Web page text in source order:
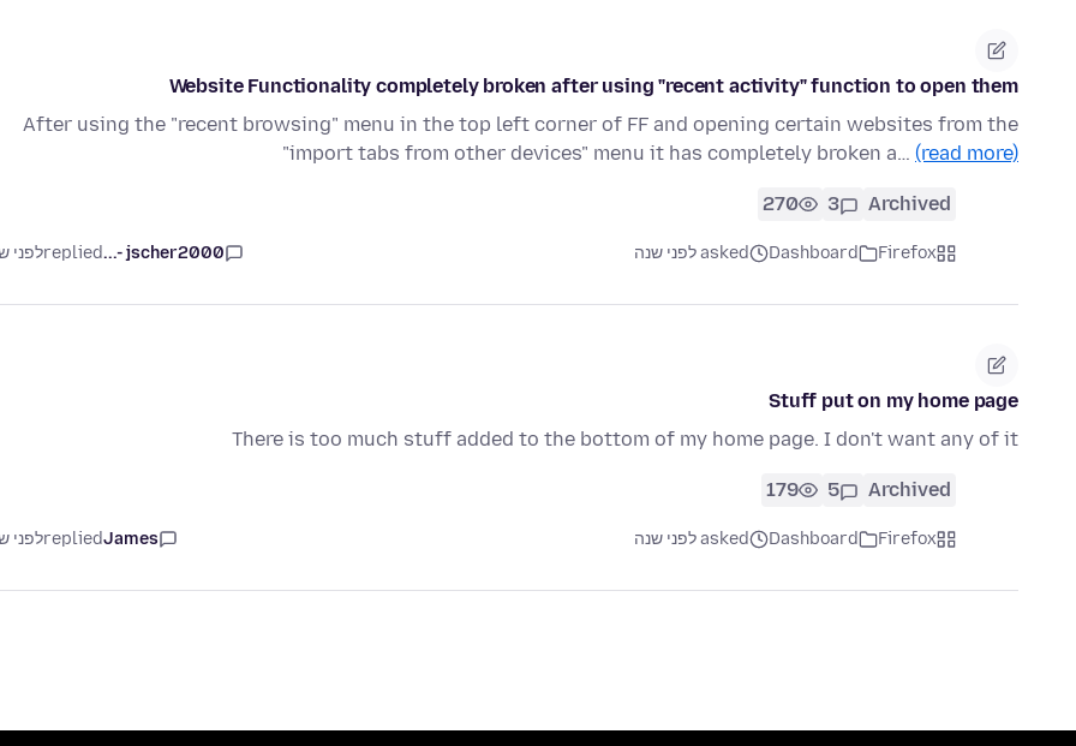
Website Functionality completely broken after using "recent activity" function to open them
After using the "recent browsing" menu in the top left corner of FF and opening certain websites from the
"import tabs from other devices" menu it has completely broken a… (read more)
Archived
3
270
Firefox
Dashboard asked לפני שנה jscher2000 -...
repliedלפני
Stuff put on my home page
There is too much stuff added to the bottom of my home page. I don't want any of it
Archived
5
179
Firefox
Dashboard asked לפני שנה James
repliedלפני